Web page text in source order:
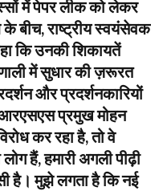
में पेपर लीक को लेकर
बीच, राष्ट्रीय स्वयंसेवक
कि उनकी शिकायतें
में सुधार की ज़रूरत
और प्रदर्शनकारियों
आरएसएस प्रमुख मोहन
कर रहा है, तो वे
लोग हैं, हमारी अगली पीढ़ी
है। मुझे लगता है कि नई